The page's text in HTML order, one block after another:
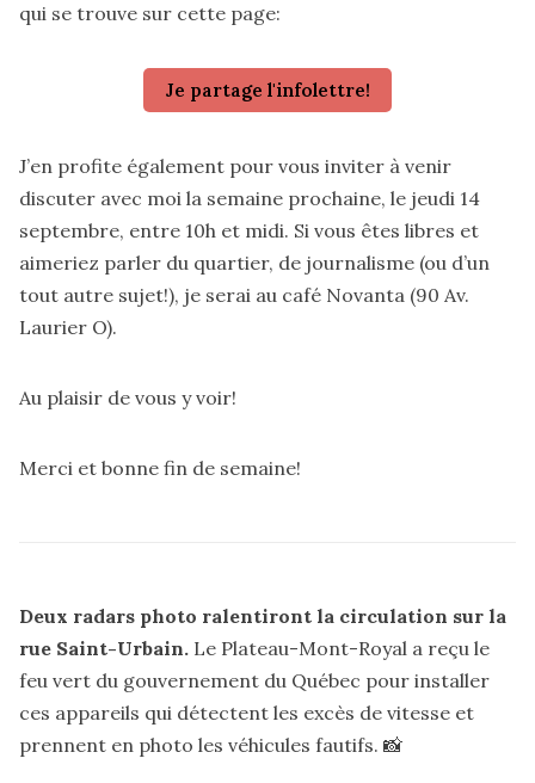
qui se trouve sur cette page:
Je partage l'infolettre!
J’en profite également pour vous inviter à venir
discuter avec moi la semaine prochaine, le jeudi 14
septembre, entre 10h et midi. Si vous êtes libres et
aimeriez parler du quartier, de journalisme (ou d’un
tout autre sujet!), je serai au café Novanta (90 Av.
Laurier O).
Au plaisir de vous y voir!
Merci et bonne fin de semaine!
Deux radars photo ralentiront la circulation sur la
rue Saint-Urbain. Le Plateau-Mont-Royal a reçu le
feu vert du gouvernement du Québec pour installer
ces appareils qui détectent les excès de vitesse et
prennent en photo les véhicules fautifs. 📸